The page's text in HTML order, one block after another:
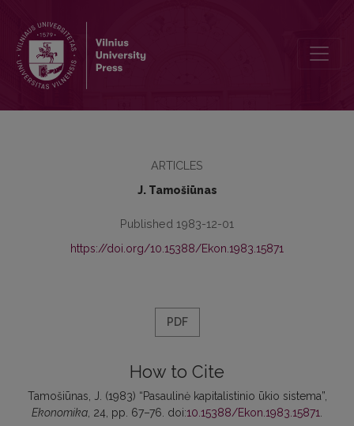
ARTICLES
J. Tamošiūnas
Published 1983-12-01
https://doi.org/10.15388/Ekon.1983.15871
PDF
How to Cite
Tamošiūnas, J. (1983) “Pasaulinė kapitalistinio ūkio sistema”,
Ekonomika , 24, pp. 67–76. doi:10.15388/Ekon.1983.15871